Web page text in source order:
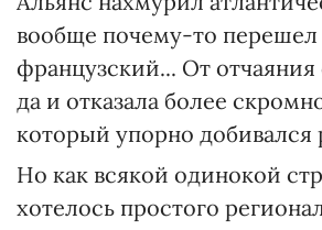
вообще почему-то перешел
французский... От отчаяния
да и отказала более
который упорно добивался
Но как всякой одинокой
хотелось простого